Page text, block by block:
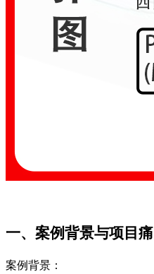
一、案例背景与项目
案例背景：